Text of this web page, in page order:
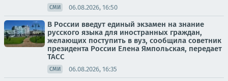
СМИ 06.08.2026, 16:50
В России введут единый экзамен на знание
русского языка для иностранных граждан,
желающих поступить в вуз, сообщила советник
президента России Елена Ямпольская, передает
ТАСС
СМИ 06.08.2026, 16:35